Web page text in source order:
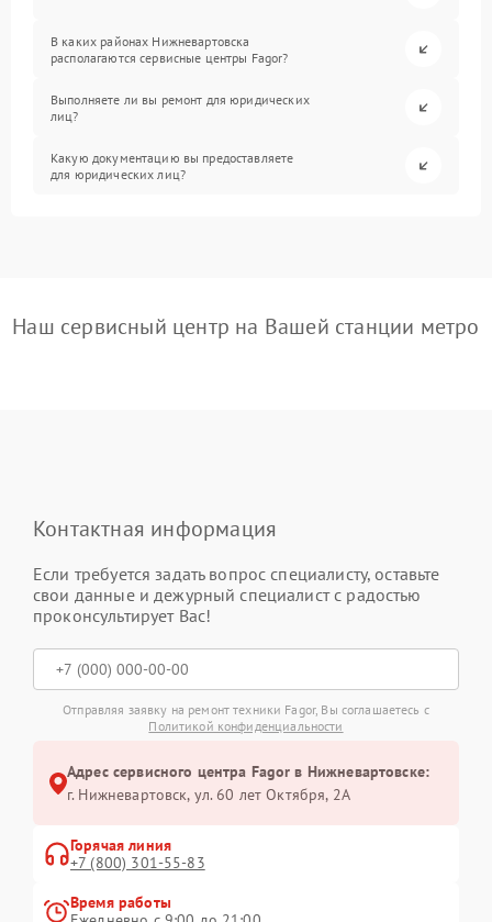
В каких районах Нижневартовска
располагаются сервисные центры Fagor?
Выполняете ли вы ремонт для юридических
лиц?
Какую документацию вы предоставляете
для юридических лиц?
Наш сервисный центр на Вашей станции метро
Контактная информация
Если требуется задать вопрос специалисту, оставьте
свои данные и дежурный специалист с радостью
проконсультирует Вас!
Отправляя заявку на ремонт техники Fagor, Вы соглашаетесь с
Политикой конфиденциальности
Адрес сервисного центра Fagor в Нижневартовске:
г. Нижневартовск, ул. 60 лет Октября, 2А
Горячая линия
+7 (800) 301-55-83
Время работы